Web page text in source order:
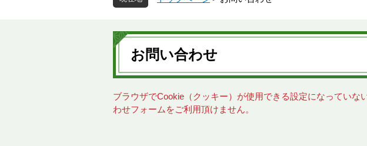
本
文
お問い合わせ
ブラウザでCookie（クッキー）が使用できる設定になってい
わせフォームをご利用頂けません。